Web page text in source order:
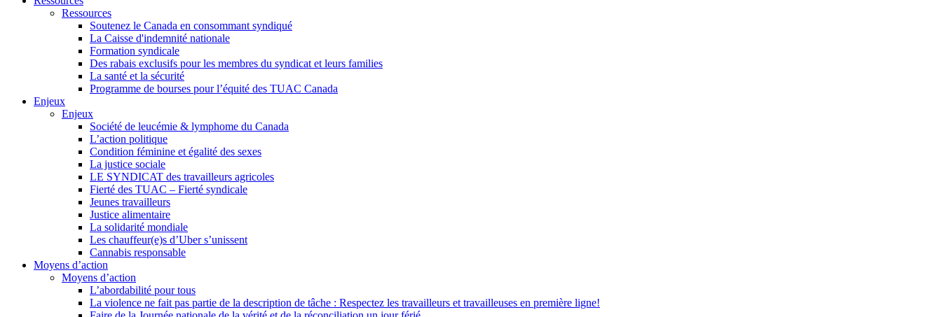
Ressources
Soutenez le Canada en consommant syndiqué
La Caisse d'indemnité nationale
Formation syndicale
Des rabais exclusifs pour les membres du syndicat et leurs families
La santé et la sécurité
Programme de bourses pour l’équité des TUAC Canada
Enjeux
Enjeux
Société de leucémie & lymphome du Canada
L’action politique
Condition féminine et égalité des sexes
La justice sociale
LE SYNDICAT des travailleurs agricoles
Fierté des TUAC – Fierté syndicale
Jeunes travailleurs
Justice alimentaire
La solidarité mondiale
Les chauffeur(e)s d’Uber s’unissent
Cannabis responsable
Moyens d’action
Moyens d’action
L’abordabilité pour tous
La violence ne fait pas partie de la description de tâche : Respectez les travailleurs et travailleuses en première ligne!